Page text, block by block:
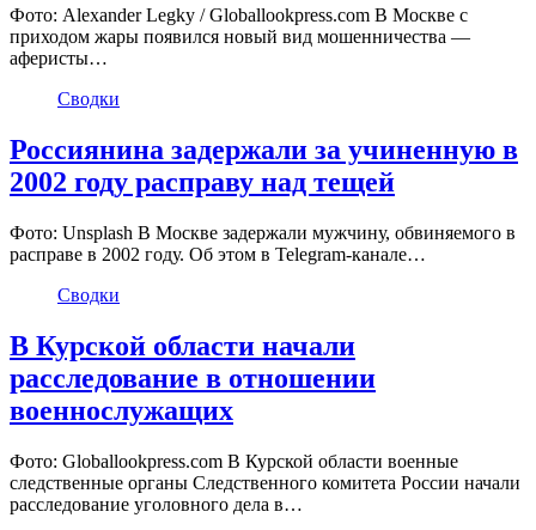
Фото: Alexander Legky / Globallookpress.com В Москве с
приходом жары появился новый вид мошенничества —
аферисты…
Сводки
Россиянина задержали за учиненную в
2002 году расправу над тещей
Фото: Unsplash В Москве задержали мужчину, обвиняемого в
расправе в 2002 году. Об этом в Telegram-канале…
Сводки
В Курской области начали
расследование в отношении
военнослужащих
Фото: Globallookpress.com В Курской области военные
следственные органы Следственного комитета России начали
расследование уголовного дела в…